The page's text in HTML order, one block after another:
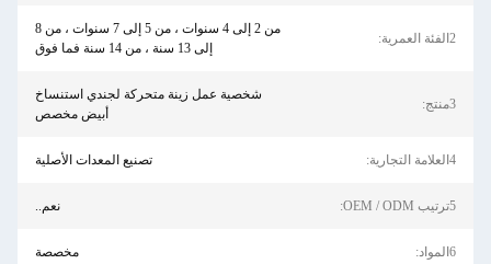
2الفئة العمرية:
من 2 إلى 4 سنوات ، من 5 إلى 7 سنوات ، من 8
إلى 13 سنة ، من 14 سنة فما فوق
3منتج:
شخصية عمل زينة متحركة لجندي استنساخ
أبيض مخصص
4العلامة التجارية: تصنيع المعدات الأصلية
5ترتيب OEM / ODM: نعم..
6المواد: مخصصة